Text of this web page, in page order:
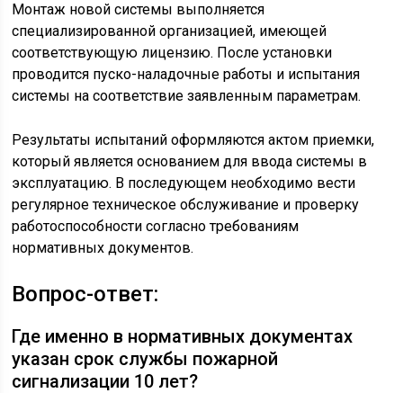
Монтаж новой системы выполняется
специализированной организацией, имеющей
соответствующую лицензию. После установки
проводится пуско-наладочные работы и испытания
системы на соответствие заявленным параметрам.
Результаты испытаний оформляются актом приемки,
который является основанием для ввода системы в
эксплуатацию. В последующем необходимо вести
регулярное техническое обслуживание и проверку
работоспособности согласно требованиям
нормативных документов.
Вопрос-ответ:
Где именно в нормативных документах
указан срок службы пожарной
сигнализации 10 лет?